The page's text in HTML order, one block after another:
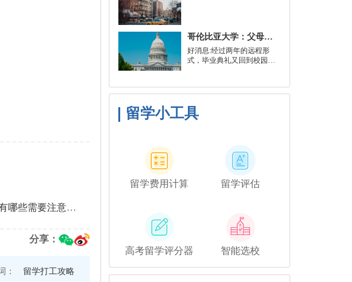
些需要注意的？
分享：
： 留学打工攻略
哥伦比亚大学：父母参加毕业典礼可以做什么？
好消息:经过两年的远程形
式，毕业典礼又回到校园了!
旅行，或者如果你想和你的
朋友们共度时光，也许你可
留学小工具
留学费用计算 留学评估
高考留学评分器 智能选校